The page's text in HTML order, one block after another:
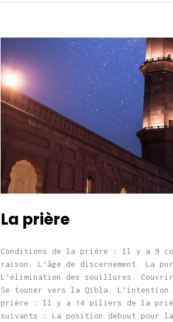
La prière
Conditions de la prière : Il y a 9
raison. L’âge de discernement. La
L’élimination des souillures.
Se touner vers la Qibla.
prière : Il y a 14 piliers de la
suivants : La position debout pour